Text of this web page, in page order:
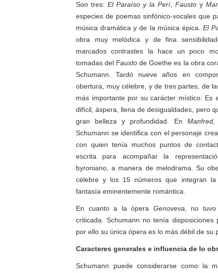
Son tres: El Paraíso y la Perí, Fausto y
especies de poemas sinfónico-vocales que
música dramática y de la música épica.El
obra muy melódica y de fina
marcados contrastes la hace un poco
tomadas delFausto de Goethe es la obra
Schumann. Tardó nueve años en
obertura, muy célebre, y de tres partes, de
más importante por su carácter místico. Es
difícil, áspera, llena de desigualdades, pero
gran belleza y profundidad. En Manfred,
Schumann se identifica con el personaje
con quien tenía muchos puntos de
escrita para acompañar la
byroniano, a manera de melodrama. Su
célebre y los 15 números que integran
fantasía eminentemente romántica.
En cuanto a la ópera Genoveva , no
criticada. Schumann no tenía disposiciones
por ello su única ópera es lo más débil de su
Caracteres generales e influencia de lo
Schumann puede considerarse como la